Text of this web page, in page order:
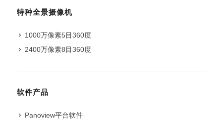
特种全景摄像机
1000万像素5目360度
2400万像素8目360度
软件产品
Panoview平台软件